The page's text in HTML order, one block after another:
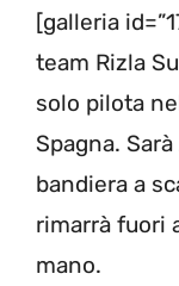
[galleria
team Rizla
solo pilota
Spagna.
bandiera a
rimarrà fuori
mano.